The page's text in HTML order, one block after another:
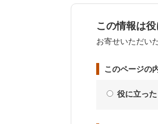
この情報は
お寄せいただい
このページの
役に立った